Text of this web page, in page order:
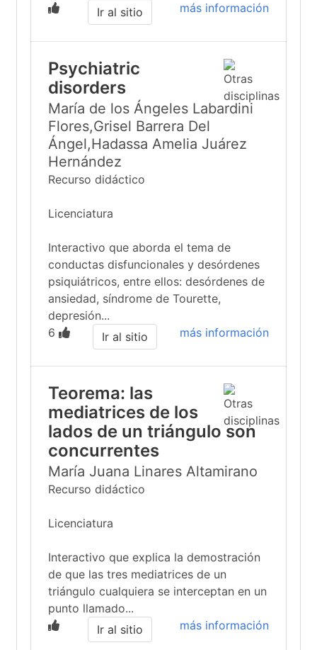
más información
Ir al sitio
Psychiatric
disorders
María de los Ángeles Labardini
Flores,Grisel Barrera Del
Ángel,Hadassa Amelia Juárez
Hernández
Recurso didáctico
Licenciatura
Interactivo que aborda el tema de
conductas disfuncionales y desórdenes
psiquiátricos, entre ellos: desórdenes de
ansiedad, síndrome de Tourette,
depresión...
6
más información
Ir al sitio
Teorema: las
mediatrices de los
lados de un triángulo son
concurrentes
María Juana Linares Altamirano
Recurso didáctico
Licenciatura
Interactivo que explica la demostración
de que las tres mediatrices de un
triángulo cualquiera se interceptan en un
punto llamado...
más información
Ir al sitio